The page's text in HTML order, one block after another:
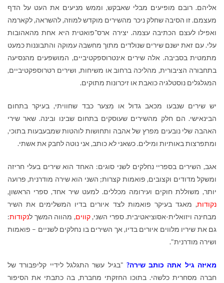
אליהם. רובם מופיעים מבלי שאבקש, וממש מניעים את העט על הדף
מעצמם. זו הסיבה שחלק ניכר מהשירים מוקדש למוזה, להשראה, לקארמה
ואפילו לעצם הכתיבה עצמה. יצירה ארס־פואטית היא אחת מהאהובות
עלי. עם זאת ישנם שירים שנולדים מתוך מחשבה עמוקה והתבוננות כמעט
מתמטית בסביבה. אלה שירים אינטרוספקטיביים, המושפעים מהנסיעה
בתחבורה הציבורית, מהליכה ברחוב או משיחות, ושירים רטרוספקטיביים,
המגלגלים נוסטלגיה כואבת או זיכרונות מתוקים.
יש שירים שנבעו מכאב גדול או מִצער כבד שחוויתי, בעיקר בתחום
הבינאישי. הם חלק מהשירים שעוסקים בתחום שבינו ובינה. שאר שירי
האהבה שלי נובעים מפרץ של אהבה ותחושות לוהטות שמבעבעות בתוכי,
ומתפרצות באותיות ומילים. כשאני לא כותב, אני נוטה לחבק את אשתי.
אגב, השירים בספריי נחלקים לשני סוגים: האחד הוא שירים בעלי חריזה
ומשקל מדודים וקצובים, פואמות קצרות; השני הוא שירה מודרנית, פרועה
יותר, משוללת חוקים ועירומה מכללים. למעט שיר אחד, ספרי הראשון,
נקודות, מאגד בעיקר פואמות לצד איורים בדיו המשלימים את השיר
מבחינה ויזואלית-אסוציאטיבית. ספרי השני,קווים, מהווה המשך לנקודות:
גם את שיריו מלווים איורים בדיו, אך השירים בו נחלקים לשניים – פואמות
ושירה מודרנית".
מאיזה גיל אתה כותב שירה? "בגיל עשר התגלגל לידיי קליפבורד של
חברה מסחרית כלשהי. בתוכו החזקתי מחברת, בה כתבתי את הסיפור